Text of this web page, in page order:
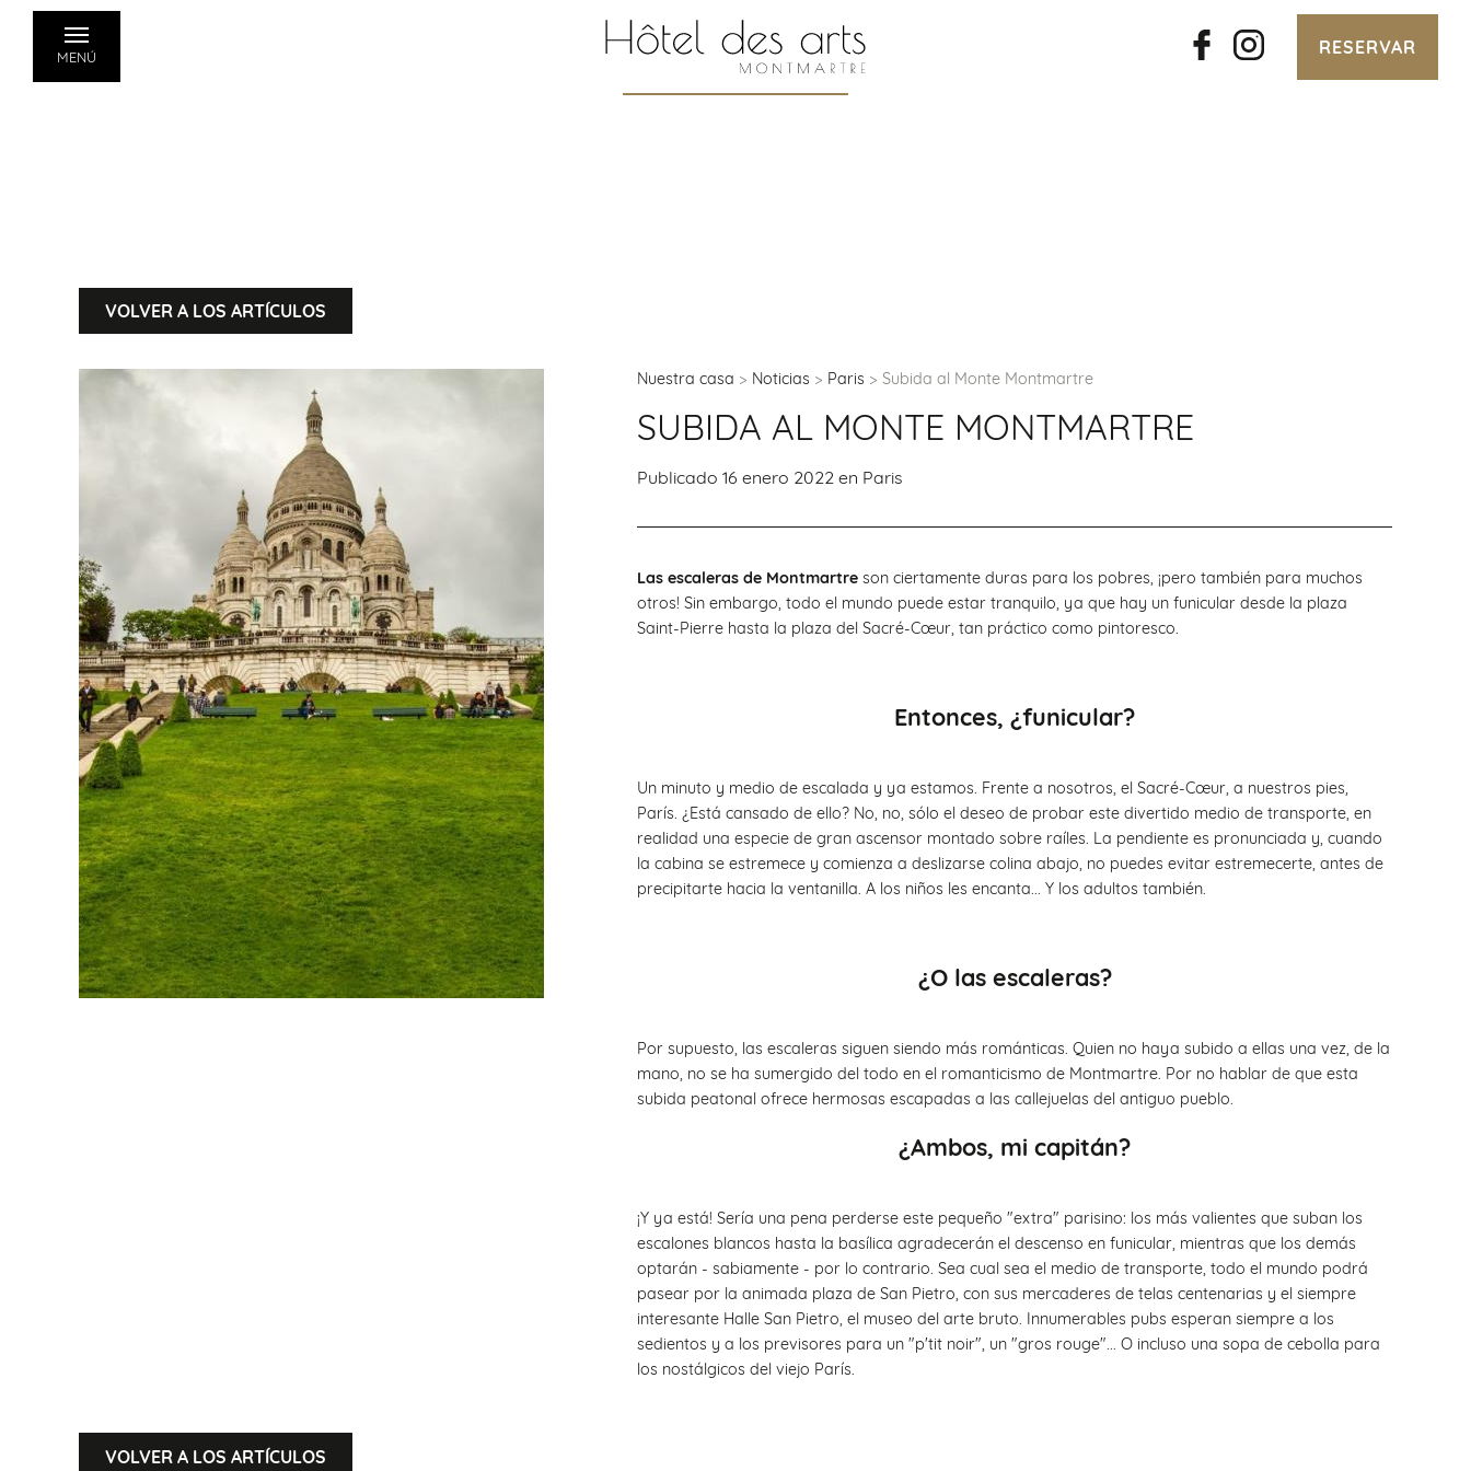
MENÚ RESERVAR
VOLVER A LOS ARTÍCULOS
Nuestra casa Noticias Paris Subida al Monte Montmartre
SUBIDA AL MONTE MONTMARTRE
Publicado 16 enero 2022 en Paris
Las escaleras de Montmartre son ciertamente duras para los pobres, ¡pero también para muchos
otros! Sin embargo, todo el mundo puede estar tranquilo, ya que hay un funicular desde la plaza
Saint-Pierre hasta la plaza del Sacré-Cœur, tan práctico como pintoresco.
Entonces, ¿funicular?
Un minuto y medio de escalada y ya estamos. Frente a nosotros, el Sacré-Cœur, a nuestros pies,
París. ¿Está cansado de ello? No, no, sólo el deseo de probar este divertido medio de transporte, en
realidad una especie de gran ascensor montado sobre raíles. La pendiente es pronunciada y, cuando
la cabina se estremece y comienza a deslizarse colina abajo, no puedes evitar estremecerte, antes de
precipitarte hacia la ventanilla. A los niños les encanta... Y los adultos también.
¿O las escaleras?
Por supuesto, las escaleras siguen siendo más románticas. Quien no haya subido a ellas una vez, de la
mano, no se ha sumergido del todo en el romanticismo de Montmartre. Por no hablar de que esta
subida peatonal ofrece hermosas escapadas a las callejuelas del antiguo pueblo.
¿Ambos, mi capitán?
¡Y ya está! Sería una pena perderse este pequeño "extra" parisino: los más valientes que suban los
escalones blancos hasta la basílica agradecerán el descenso en funicular, mientras que los demás
optarán - sabiamente - por lo contrario. Sea cual sea el medio de transporte, todo el mundo podrá
pasear por la animada plaza de San Pietro, con sus mercaderes de telas centenarias y el siempre
interesante Halle San Pietro, el museo del arte bruto. Innumerables pubs esperan siempre a los
sedientos y a los previsores para un "p'tit noir", un "gros rouge"... O incluso una sopa de cebolla para
los nostálgicos del viejo París.
VOLVER A LOS ARTÍCULOS